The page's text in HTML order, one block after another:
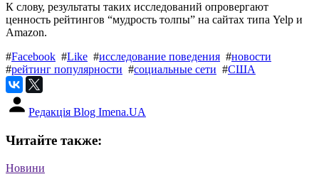
К слову, результаты таких исследований опровергают
ценность рейтингов “мудрость толпы” на сайтах типа Yelp и
Amazon.
#Facebook #Like #исследование поведения #новости
#рейтинг популярности #социальные сети #США
Редакція Blog Imena.UA
Читайте также:
Новини